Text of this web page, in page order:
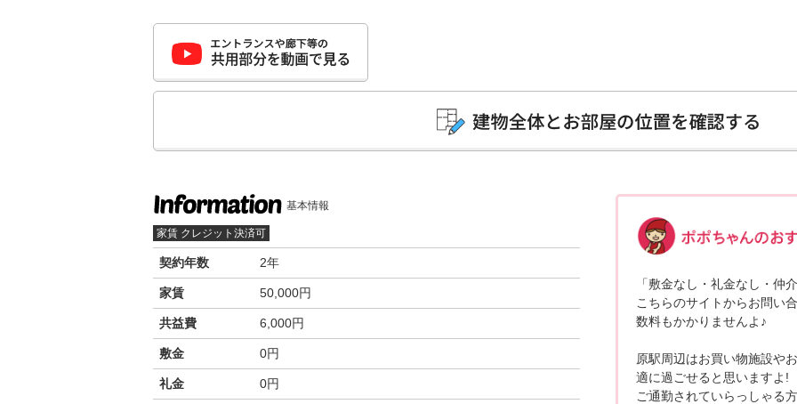
基本情報
家賃 クレジット決済可
契約年数 2年
家賃 50,000円
共益費 6,000円
敷金 0円
礼金 0円
「敷金なし・礼金なし・仲
こちらのサイトからお問い
数料もかかりませんよ♪
原駅周辺はお買い物施設や
適に過ごせると思いますよ!
ご通勤されていらっしゃる